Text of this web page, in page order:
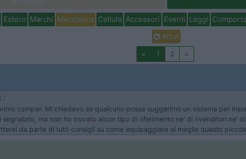
Estero Marchi Meccanica Cellula Accessori Eventi Leggi
Attivi
< 1 2 >
camper. Mi chiedevo se qualcuno possa suggerirmi un sistema per
ma non ho trovato alcun tipo di riferimento ne' di rivenditori ne'
da parte di tutti consigli su come equipaggiare al meglio questo